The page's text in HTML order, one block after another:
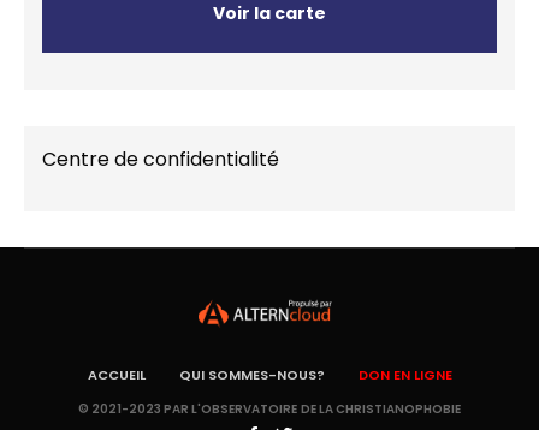
Voir la carte
Centre de confidentialité
ACCUEIL QUI SOMMES-NOUS? DON EN LIGNE
© 2021-2023 PAR L'OBSERVATOIRE DE LA CHRISTIANOPHOBIE